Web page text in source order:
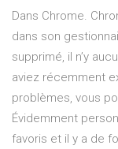
Dans Chrome.
dans son
supprimé, il n’y
aviez récemment
problèmes, vous
Évidemment
favoris et il y a de